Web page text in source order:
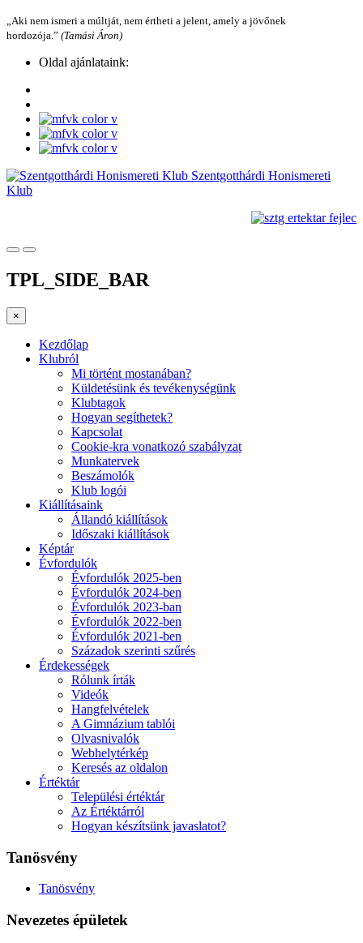
„Aki nem ismeri a múltját, nem értheti a jelent, amely a jövőnek
hordozója.” (Tamási Áron)
Oldal ajánlataink:
Szentgotthárdi Honismereti
Klub
TPL_SIDE_BAR
×
Kezdőlap
Klubról
Mi történt mostanában?
Küldetésünk és tevékenységünk
Klubtagok
Hogyan segíthetek?
Kapcsolat
Cookie-kra vonatkozó szabályzat
Munkatervek
Beszámolók
Klub logói
Kiállításaink
Állandó kiállítások
Időszaki kiállítások
Képtár
Évfordulók
Évfordulók 2025-ben
Évfordulók 2024-ben
Évfordulók 2023-ban
Évfordulók 2022-ben
Évfordulók 2021-ben
Századok szerinti szűrés
Érdekességek
Rólunk írták
Videók
Hangfelvételek
A Gimnázium tablói
Olvasnivalók
Webhelytérkép
Keresés az oldalon
Értéktár
Települési értéktár
Az Értéktárról
Hogyan készítsünk javaslatot?
Tanösvény
Tanösvény
Nevezetes épületek